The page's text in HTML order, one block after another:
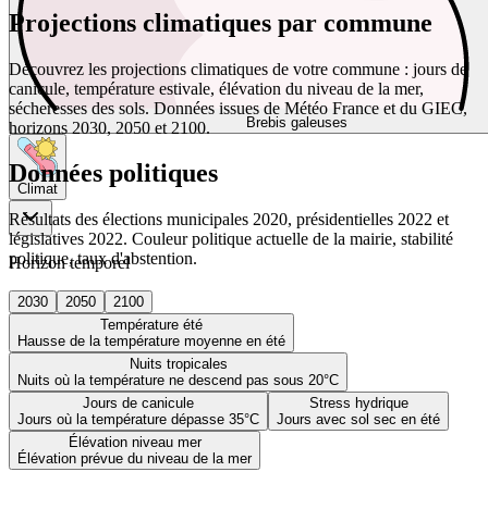
Brebis galeuses
Climat
Horizon temporel
2030 2050
2100
Température été
Hausse de la température moyenne en été
Nuits tropicales
Nuits où la température ne descend pas sous 20°C
Jours de canicule
Jours où la température dépasse 35°C
Stress hydrique
Jours avec sol sec en été
Élévation niveau mer
Élévation prévue du niveau de la mer
Projections climatiques par commune
Découvrez les projections climatiques de votre commune : jours de
canicule, température estivale, élévation du niveau de la mer,
sécheresses des sols. Données issues de Météo France et du GIEC,
horizons 2030, 2050 et 2100.
Données politiques
Résultats des élections municipales 2020, présidentielles 2022 et
législatives 2022. Couleur politique actuelle de la mairie, stabilité
politique, taux d'abstention.